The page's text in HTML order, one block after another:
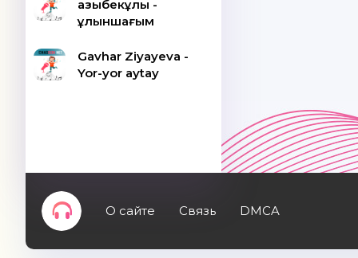
Қазыбекұлы -
Құлыншағым
Gavhar Ziyayeva -
Yor-yor aytay
О сайте Связь DMCA